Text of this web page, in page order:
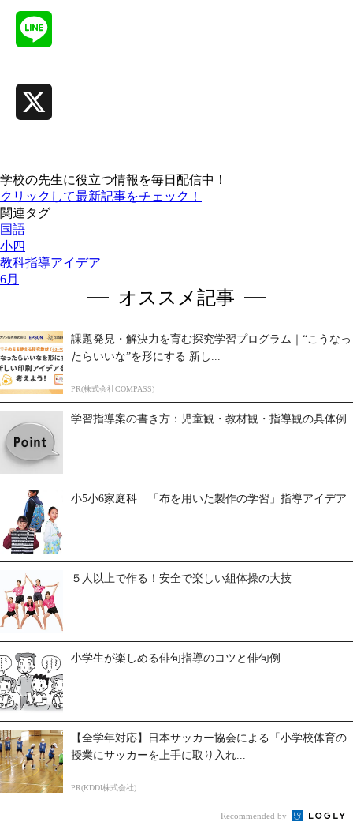
学校の先生に役立つ情報を毎日配信中！
クリックして最新記事をチェック！
関連タグ
国語
小四
教科指導アイデア
6月
オススメ記事
課題発見・解決力を育む探究学習プログラム｜“こうなっ
たらいいな”を形にする 新し...
PR(株式会社COMPASS)
学習指導案の書き方：児童観・教材観・指導観の具体例
小5小6家庭科 「布を用いた製作の学習」指導アイデア
５人以上で作る！安全で楽しい組体操の大技
小学生が楽しめる俳句指導のコツと俳句例
【全学年対応】日本サッカー協会による「小学校体育の
授業にサッカーを上手に取り入れ...
PR(KDDI株式会社)
Recommended by